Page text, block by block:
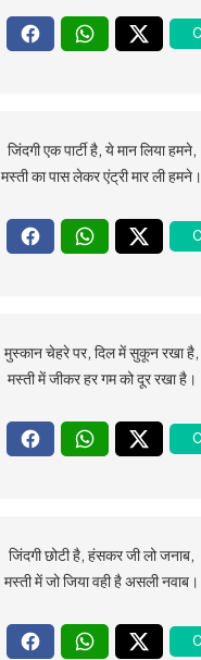
जिंदगी एक पार्टी है, ये मान लिया हमने,
मस्ती का पास लेकर एंट्री मार ली हमने।
मुस्कान चेहरे पर, दिल में सुकून रखा है,
मस्ती में जीकर हर गम को दूर रखा है।
जिंदगी छोटी है, हंसकर जी लो जनाब,
मस्ती में जो जिया वही है असली नवाब।